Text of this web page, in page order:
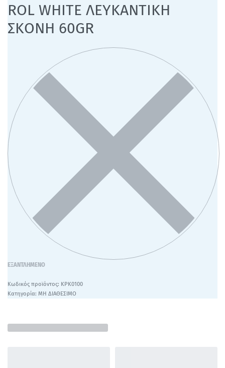
ROL WHITE ΛΕΥΚΑΝΤΙΚΗ
ΣΚΟΝΗ 60GR
ΕΞΑΝΤΛΗΜΈΝΟ
ΚΡΚ0100
Κατηγορία: ΜΗ ΔΙΑΘΕΣΙΜΟ